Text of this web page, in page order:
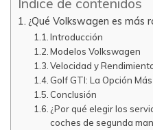
Índice de contenidos
¿Qué Volkswagen es más
Introducción
Modelos Volkswagen
Velocidad y
Golf GTI: La Opción
Conclusión
¿Por qué elegir los
coches de segunda